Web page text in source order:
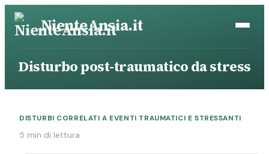
Vai
NienteAnsia.it
Disturbo post-traumatico da stress
DISTURBI CORRELATI A EVENTI TRAUMATICI E STRESSANTI
5 min di lettura